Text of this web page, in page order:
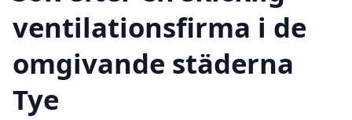
ventilationsfirma i de
omgivande städerna
Tye